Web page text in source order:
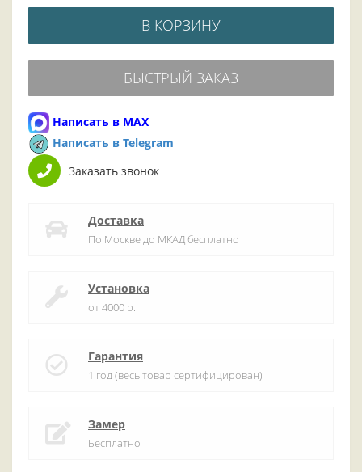
В КОРЗИНУ
БЫСТРЫЙ ЗАКАЗ
Написать в MAX
Написать в Telegram
Заказать звонок
Доставка
По Москве до МКАД бесплатно
Установка
от 4000 р.
Гарантия
1 год (весь товар сертифицирован)
Замер
Бесплатно